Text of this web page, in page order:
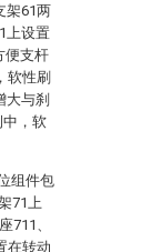
架61两
上设置
便支杆
软性刷
大与刹
中，软
组件包
71上
711、
在转动